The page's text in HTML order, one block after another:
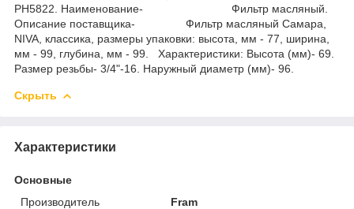
PH5822. Наименование- Фильтр масляный.
Описание поставщика- Фильтр масляный Самара,
NIVA, классика, размеры упаковки: высота, мм - 77, ширина,
мм - 99, глубина, мм - 99. Характеристики: Высота (мм)- 69.
Размер резьбы- 3/4"-16. Наружный диаметр (мм)- 96.
Скрыть
Характеристики
Основные
Производитель
Fram